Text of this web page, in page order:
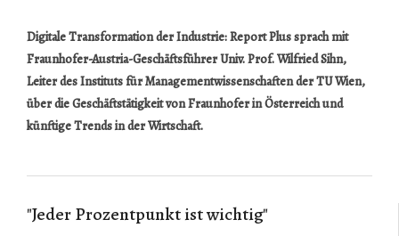
Digitale Transformation der Industrie: Report Plus sprach mit
Fraunhofer-Austria-Geschäftsführer Univ. Prof. Wilfried Sihn,
Leiter des Instituts für Managementwissenschaften der TU Wien,
über die Geschäftstätigkeit von Fraunhofer in Österreich und
künftige Trends in der Wirtschaft.
"Jeder Prozentpunkt ist wichtig"